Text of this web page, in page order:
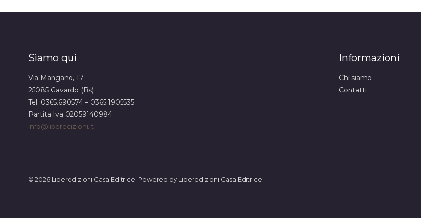
Siamo qui
Via Mangano, 17
25085 Gavardo (Bs)
Tel. 0365.690574 – 0365.1905535
Partita Iva 02059140984
info@liberedizioni.it
Informazioni
Chi siamo
Contatti
© 2026 Liberedizioni Casa Editrice. Powered by Liberedizioni Casa Editrice